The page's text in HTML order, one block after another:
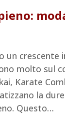
un crescente
molto sul
Karate
la
Questo…